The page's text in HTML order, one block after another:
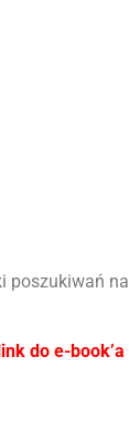
poszukiwań na
do e-book’a